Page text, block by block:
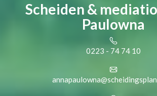
Scheiden &
Paulowna
0223 - 74 74 10